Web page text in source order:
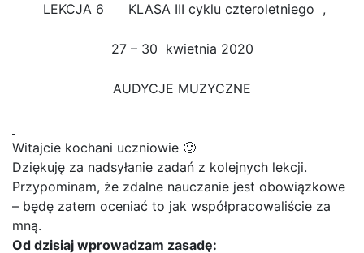
LEKCJA 6 KLASA III cyklu czteroletniego ,
27 – 30 kwietnia 2020
AUDYCJE MUZYCZNE
Witajcie kochani uczniowie 🙂
Dziękuję za nadsyłanie zadań z kolejnych lekcji.
Przypominam, że zdalne nauczanie jest obowiązkowe
– będę zatem oceniać to jak współpracowaliście za
mną.
Od dzisiaj wprowadzam zasadę: